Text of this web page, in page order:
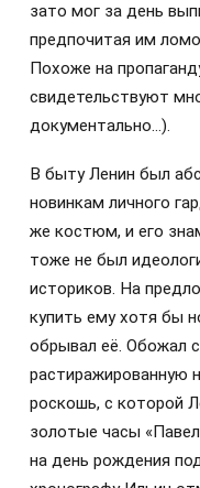
зато мог за день
предпочитая им
Похоже на
свидетельствуют
документально…).
В быту Ленин был
новинкам личного
же костюм, и его
тоже не был
историков. На
купить ему хотя бы
обрывал её. Обожал
растиражированную
роскошь, с которой
золотые часы
на день рождения